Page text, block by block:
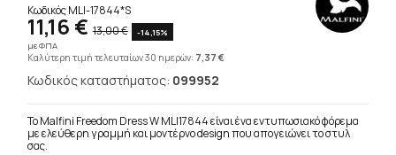
ΚωδικόςMLI-17844*S
11,16 € 13,00 €
-14,15%
με ΦΠΑ
Καλύτερη τιμή τελευταίων 30 ημερών: 7,37 €
Κωδικός καταστήματος: 099952
Το Malfini Freedom Dress W MLI17844 είναι ένα εντυπωσιακό φόρεμα
με ελεύθερη γραμμή και μοντέρνο design που απογειώνει το στυλ
σας.